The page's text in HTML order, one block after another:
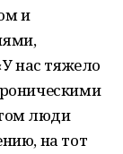
и
нас тяжело
люди
на тот